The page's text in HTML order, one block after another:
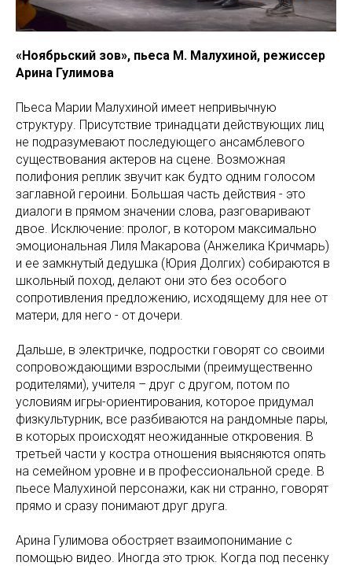
«Ноябрьский зов», пьеса М. Малухиной, режиссер
Арина Гулимова
Пьеса Марии Малухиной имеет непривычную
структуру. Присутствие тринадцати действующих лиц
не подразумевают последующего ансамблевого
существования актеров на сцене. Возможная
полифония реплик звучит как будто одним голосом
заглавной героини. Большая часть действия - это
диалоги в прямом значении слова, разговаривают
двое. Исключение: пролог, в котором максимально
эмоциональная Лиля Макарова (Анжелика Кричмарь)
и ее замкнутый дедушка (Юрия Долгих) собираются в
школьный поход, делают они это без особого
сопротивления предложению, исходящему для нее от
матери, для него - от дочери.
Дальше, в электричке, подростки говорят со своими
сопровождающими взрослыми (преимущественно
родителями), учителя – друг с другом, потом по
условиям игры-ориентирования, которое придумал
физкультурник, все разбиваются на рандомные пары,
в которых происходят неожиданные откровения. В
третьей части у костра отношения выясняются опять
на семейном уровне и в профессиональной среде. В
пьесе Малухиной персонажи, как ни странно, говорят
прямо и сразу понимают друг друга.
Арина Гулимова обостряет взаимопонимание с
помощью видео. Иногда это трюк. Когда под песенку